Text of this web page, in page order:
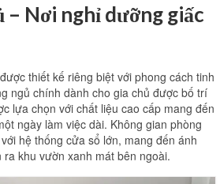
– Nơi nghỉ dưỡng giấc
thiết kế riêng biệt với phong cách tinh
ngủ chính dành cho gia chủ được bố trí
lựa chọn với chất liệu cao cấp mang đến
ngày làm việc dài. Không gian phòng
hệ thống cửa sổ lớn, mang đến ánh
khu vườn xanh mát bên ngoài.